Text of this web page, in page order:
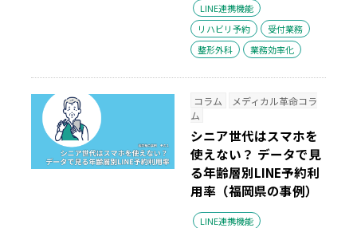
LINE連携機能
リハビリ予約
受付業務
整形外科
業務効率化
コラム
メディカル革命コラ
ム
シニア世代はスマホを
使えない？ データで見
る年齢層別LINE予約利
用率（福岡県の事例）
LINE連携機能